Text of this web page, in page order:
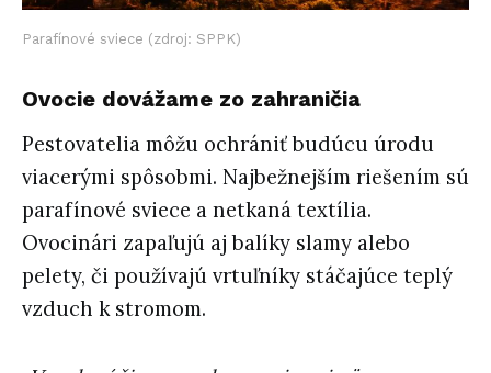
Parafínové sviece (zdroj: SPPK)
Ovocie dovážame zo zahraničia
Pestovatelia môžu ochrániť budúcu úrodu
viacerými spôsobmi. Najbežnejším riešením sú
parafínové sviece a netkaná textília.
Ovocinári zapaľujú aj balíky slamy alebo
pelety, či používajú vrtuľníky stáčajúce teplý
vzduch k stromom.